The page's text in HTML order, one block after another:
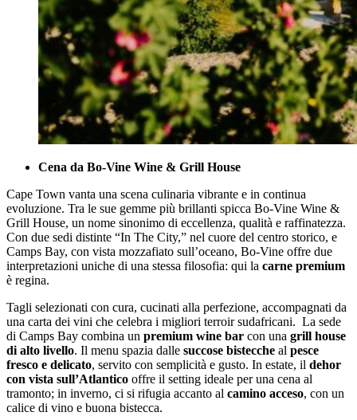
Cena da Bo-Vine Wine & Grill House
Cape Town vanta una scena culinaria vibrante e in continua
evoluzione. Tra le sue gemme più brillanti spicca Bo-Vine Wine &
Grill House, un nome sinonimo di eccellenza, qualità e raffinatezza.
Con due sedi distinte “In The City,” nel cuore del centro storico, e
Camps Bay, con vista mozzafiato sull’oceano, Bo-Vine offre due
interpretazioni uniche di una stessa filosofia: qui la carne premium
è regina.
Tagli selezionati con cura, cucinati alla perfezione, accompagnati da
una carta dei vini che celebra i migliori terroir sudafricani. La sede
di Camps Bay combina un premium wine bar con una grill house
di alto livello. Il menu spazia dalle succose bistecche al pesce
fresco e delicato, servito con semplicità e gusto. In estate, il dehor
con vista sull’Atlantico offre il setting ideale per una cena al
tramonto; in inverno, ci si rifugia accanto al camino acceso, con un
calice di vino e buona bistecca.